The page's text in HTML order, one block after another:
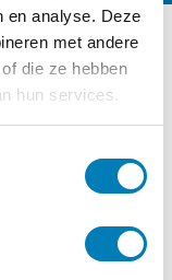
en analyse. Deze
met andere
die ze hebben
hun services.